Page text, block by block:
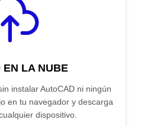
EN LA NUBE
instalar AutoCAD ni ningún
en tu navegador y descarga
dispositivo.